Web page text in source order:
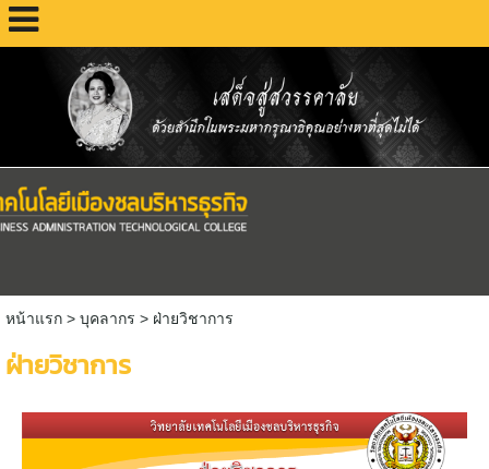
หน้าแรก> บุคลากร > ฝ่ายวิชาการ
ฝ่ายวิชาการ